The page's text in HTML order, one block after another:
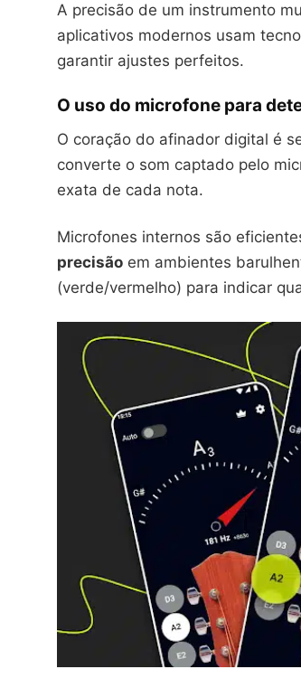
A precisão de um instrumento
aplicativos modernos usam
garantir ajustes perfeitos.
O uso do microfone para
O coração do afinador digital é
converte o som captado pelo
exata de cada nota.
Microfones internos são
precisão em ambientes
(verde/vermelho) para indicar